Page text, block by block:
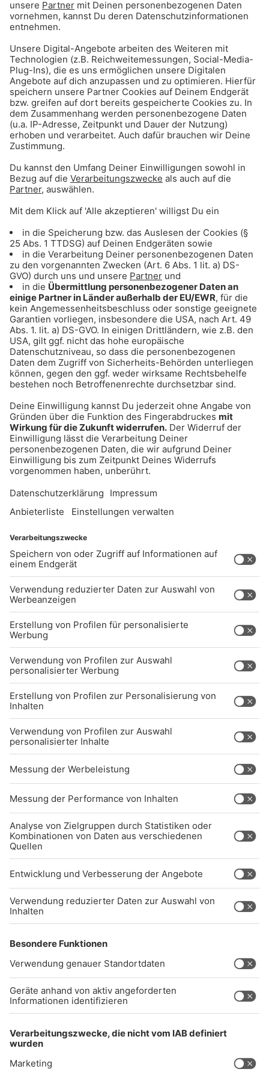
Fritz Kalkbrenner – Kings & Queens
Hit Tipp
Alle Farben & Justin Jesso - As Far As Feelings
Go
Hit Tipp
UNTERNEHMEN
Kontakt
Jobs
Sendeempfang
Über uns
BARRIEREFREIHEIT: WIR ARBEITEN DERZEIT
AKTIV DARAN, UNSERE WEBSITE
BARRIEREFREI ZU GESTALTEN - GEMÄSS D
EN ANFORDERUNGEN DES B
ARRIEREFREIHEITSSTÄRKUNGSGESETZES. W
ENN SIE AUF BARRIEREN STOSSEN ODER UN
NTAKTIEREN SIE UNS GERNE.
Studio-Hotline
(089) 38 38 38 38
info@radiogong.de
Impressum
Audiothek